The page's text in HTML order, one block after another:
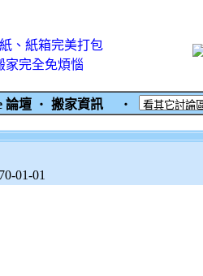
、紙箱完美打包
家完全免煩惱
論壇 ‧ 搬家資訊 ‧
01-01